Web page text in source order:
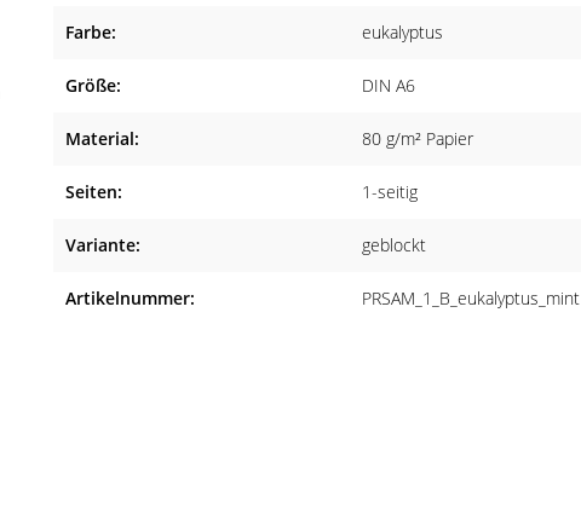
Farbe: eukalyptus
Größe: DIN A6
Material: 80 g/m² Papier
Seiten: 1-seitig
Variante: geblockt
Artikelnummer: PRSAM_1_B_eukalyptus_mint